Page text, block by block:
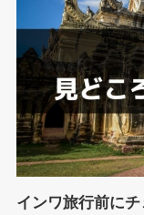
インワ旅行前に